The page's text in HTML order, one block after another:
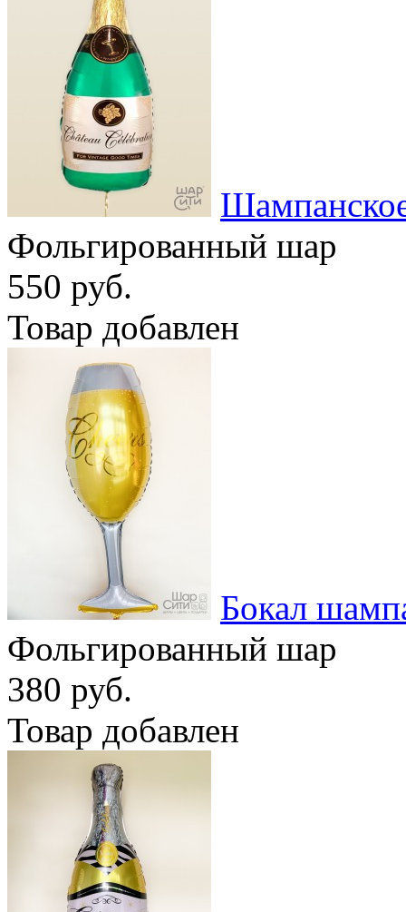
Фольгированный шар
550 руб.
Товар добавлен
Бокал
Фольгированный шар
380 руб.
Товар добавлен